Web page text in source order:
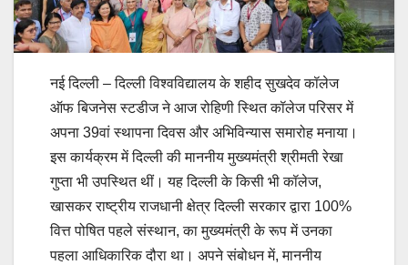
नई दिल्ली – दिल्ली विश्वविद्यालय के शहीद सुखदेव कॉलेज
ऑफ बिजनेस स्टडीज ने आज रोहिणी स्थित कॉलेज परिसर में
अपना 39वां स्थापना दिवस और अभिविन्यास समारोह मनाया।
इस कार्यक्रम में दिल्ली की माननीय मुख्यमंत्री श्रीमती रेखा
गुप्ता भी उपस्थित थीं। यह दिल्ली के किसी भी कॉलेज,
खासकर राष्ट्रीय राजधानी क्षेत्र दिल्ली सरकार द्वारा 100%
वित्त पोषित पहले संस्थान, का मुख्यमंत्री के रूप में उनका
पहला आधिकारिक दौरा था। अपने संबोधन में, माननीय